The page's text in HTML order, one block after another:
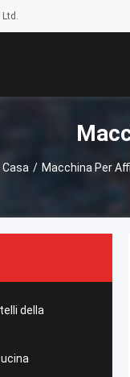
Ltd.
Casa / Macchina Per
della